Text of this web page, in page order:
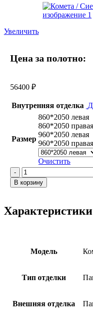
Увеличить
Цена за полотно:
56400₽
Внутренняя отделка
Размер
860*2050 левая
860*2050 правая
960*2050 левая
960*2050 правая
Очистить
Количество
товара
Комета
1
В корзину
Модель
Тип отделки
Внешняя отделка